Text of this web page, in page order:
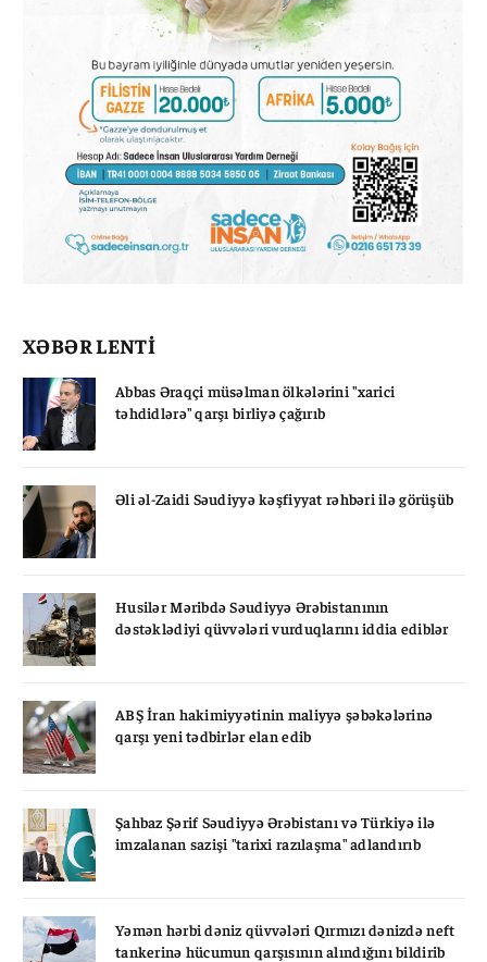
XƏBƏR LENTİ
Abbas Əraqçi müsəlman ölkələrini "xarici
təhdidlərə" qarşı birliyə çağırıb
Əli əl-Zaidi Səudiyyə kəşfiyyat rəhbəri ilə görüşüb
Husilər Məribdə Səudiyyə Ərəbistanının
dəstəklədiyi qüvvələri vurduqlarını iddia ediblər
ABŞ İran hakimiyyətinin maliyyə şəbəkələrinə
qarşı yeni tədbirlər elan edib
Şahbaz Şərif Səudiyyə Ərəbistanı və Türkiyə ilə
imzalanan sazişi "tarixi razılaşma" adlandırıb
Yəmən hərbi dəniz qüvvələri Qırmızı dənizdə neft
tankerinə hücumun qarşısının alındığını bildirib